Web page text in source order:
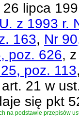
lipca
z 1993 r.
163, Nr
poz. 626,
poz. 113
21 w
się pkt
na podstawie przepisów